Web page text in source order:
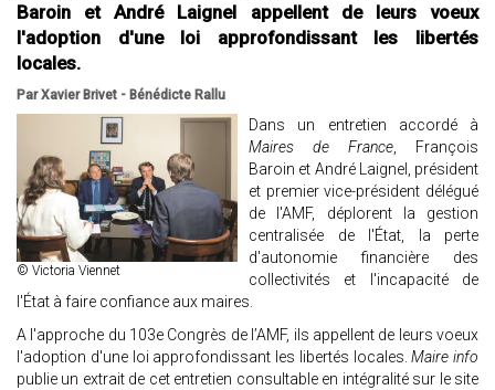
Baroin et André Laignel appellent de leurs voeux
l'adoption d'une loi approfondissant les libertés
locales.
Par Xavier Brivet - Bénédicte Rallu
© Victoria Viennet
Dans un entretien accordé à
Maires de France, François
Baroin et André Laignel, président
et premier vice-président délégué
de l'AMF, déplorent la gestion
centralisée de l'État, la perte
d'autonomie financière des
collectivités et l'incapacité de
l'État à faire confiance aux maires.
A l'approche du 103e Congrès de l’AMF, ils appellent de leurs voeux
l'adoption d'une loi approfondissant les libertés locales.Maire info
publie un extrait de cet entretien consultable en intégralité sur le site